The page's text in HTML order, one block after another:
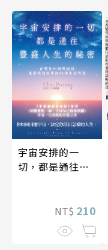
宇宙安排的一
切，都是通往豐
NT$ 210